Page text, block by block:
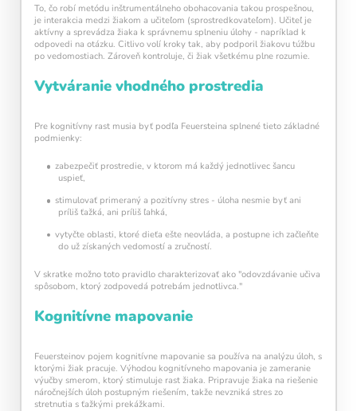
To, čo robí metódu inštrumentálneho obohacovania takou prospešnou,
je interakcia medzi žiakom a učiteľom (sprostredkovateľom). Učiteľ je
aktívny a sprevádza žiaka k správnemu splneniu úlohy - napríklad k
odpovedi na otázku. Citlivo volí kroky tak, aby podporil žiakovu túžbu
po vedomostiach. Zároveň kontroluje, či žiak všetkému plne rozumie.
Vytváranie vhodného prostredia
Pre kognitívny rast musia byť podľa Feuersteina splnené tieto základné
podmienky:
zabezpečiť prostredie, v ktorom má každý jednotlivec šancu
uspieť,
stimulovať primeraný a pozitívny stres - úloha nesmie byť ani
príliš ťažká, ani príliš ľahká,
vytyčte oblasti, ktoré dieťa ešte neovláda, a postupne ich začleňte
do už získaných vedomostí a zručností.
V skratke možno toto pravidlo charakterizovať ako "odovzdávanie učiva
spôsobom, ktorý zodpovedá potrebám jednotlivca."
Kognitívne mapovanie
Feuersteinov pojem kognitívne mapovanie sa používa na analýzu úloh, s
ktorými žiak pracuje. Výhodou kognitívneho mapovania je zameranie
výučby smerom, ktorý stimuluje rast žiaka. Pripravuje žiaka na riešenie
náročnejších úloh postupným riešením, takže nevzniká stres zo
stretnutia s ťažkými prekážkami.